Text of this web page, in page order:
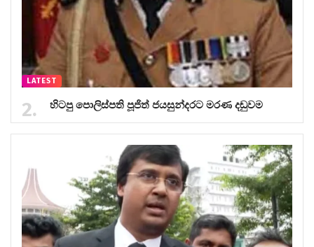
LATEST
හිටපු පොලිස්පති පූජිත් ජයසුන්දරට මරණ දඬුවම